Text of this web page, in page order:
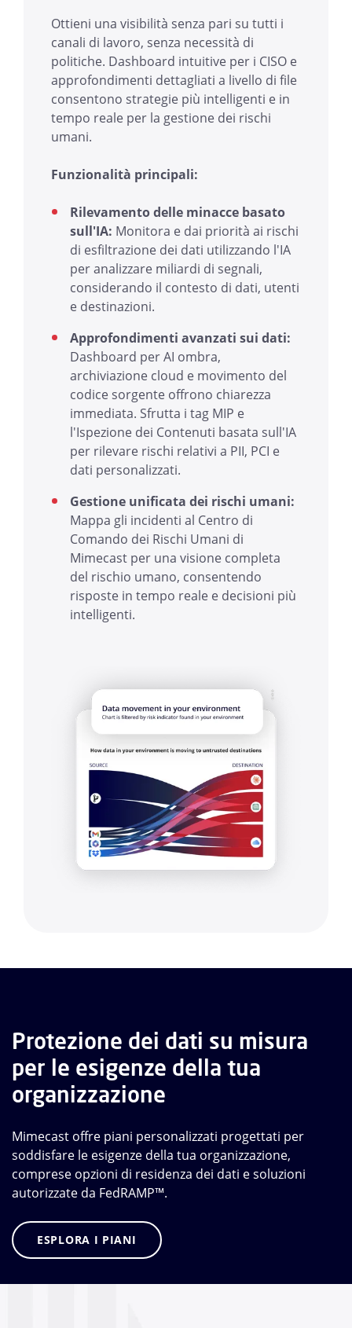
Ottieni una visibilità senza pari su tutti i
canali di lavoro, senza necessità di
politiche. Dashboard intuitive per i CISO e
approfondimenti dettagliati a livello di file
consentono strategie più intelligenti e in
tempo reale per la gestione dei rischi
umani.
Funzionalità principali:
Rilevamento delle minacce basato
sull'IA: Monitora e dai priorità ai rischi
di esfiltrazione dei dati utilizzando l'IA
per analizzare miliardi di segnali,
considerando il contesto di dati, utenti
e destinazioni.
Approfondimenti avanzati sui dati:
Dashboard per AI ombra,
archiviazione cloud e movimento del
codice sorgente offrono chiarezza
immediata. Sfrutta i tag MIP e
l'Ispezione dei Contenuti basata sull'IA
per rilevare rischi relativi a PII, PCI e
dati personalizzati.
Gestione unificata dei rischi umani:
Mappa gli incidenti al Centro di
Comando dei Rischi Umani di
Mimecast per una visione completa
del rischio umano, consentendo
risposte in tempo reale e decisioni più
intelligenti.
Protezione dei dati su misura
per le esigenze della tua
organizzazione
Mimecast offre piani personalizzati progettati per
soddisfare le esigenze della tua organizzazione,
comprese opzioni di residenza dei dati e soluzioni
autorizzate da FedRAMP™.
ESPLORA I PIANI